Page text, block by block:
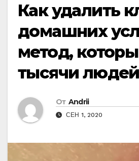
Как удалить
домашних
метод,
тысячи людей
От Andrii
СЕН 1, 2020